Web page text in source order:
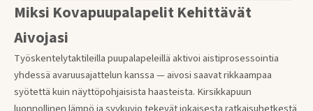
Miksi Kovapuupalapelit Kehittävät
Aivojasi
Työskentelytaktileilla puupalapeleillä aktivoi aistiprosessointia
yhdessä avaruusajattelun kanssa — aivosi saavat rikkaampaa
syötettä kuin näyttöpohjaisista haasteista. Kirsikkapuun